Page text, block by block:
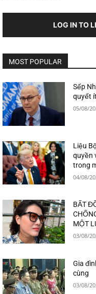
LOG IN TO
MOST POPULAR
Sếp
quyết
05/08/
Liệu
quyền
trong
04/08/
BẤT
MỘT
03/08/
Gia
cùng
03/08/